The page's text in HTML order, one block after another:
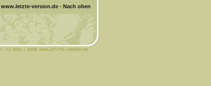
www.letzte-version.de- Nach oben